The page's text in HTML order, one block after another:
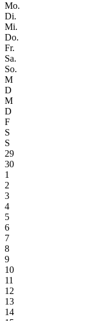
Mo.
Di.
Mi.
Do.
Fr.
Sa.
So.
M
D
M
D
F
S
S
29
30
1
2
3
4
5
6
7
8
9
10
11
12
13
14